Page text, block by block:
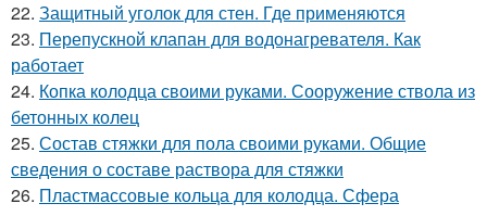
22. Защитный уголок для стен. Где применяются
23. Перепускной клапан для водонагревателя. Как
работает
24. Копка колодца своими руками. Сооружение ствола из
бетонных колец
25. Состав стяжки для пола своими руками. Общие
сведения о составе раствора для стяжки
26. Пластмассовые кольца для колодца. Сфера